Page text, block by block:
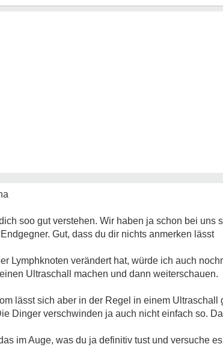
soo gut verstehen. Wir haben ja schon bei
Gut, dass du dir nichts anmerken lässt
Lymphknoten verändert hat, würde ich auch
Ultraschall machen und dann weiterschauen.
lässt sich aber in der Regel in einem
Dinger verschwinden ja auch nicht einfach so.
im Auge, was du ja definitiv tust und versuche